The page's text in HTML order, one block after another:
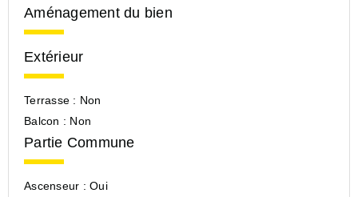
Aménagement du bien
Extérieur
Terrasse : Non
Balcon : Non
Partie Commune
Ascenseur : Oui